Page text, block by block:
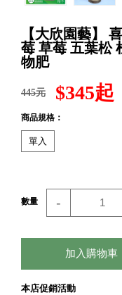
【大欣園藝】
莓 草莓 五葉松
物肥
445元 $345起
商品規格：
單入
數量 -
加入購物車
本店促銷活動